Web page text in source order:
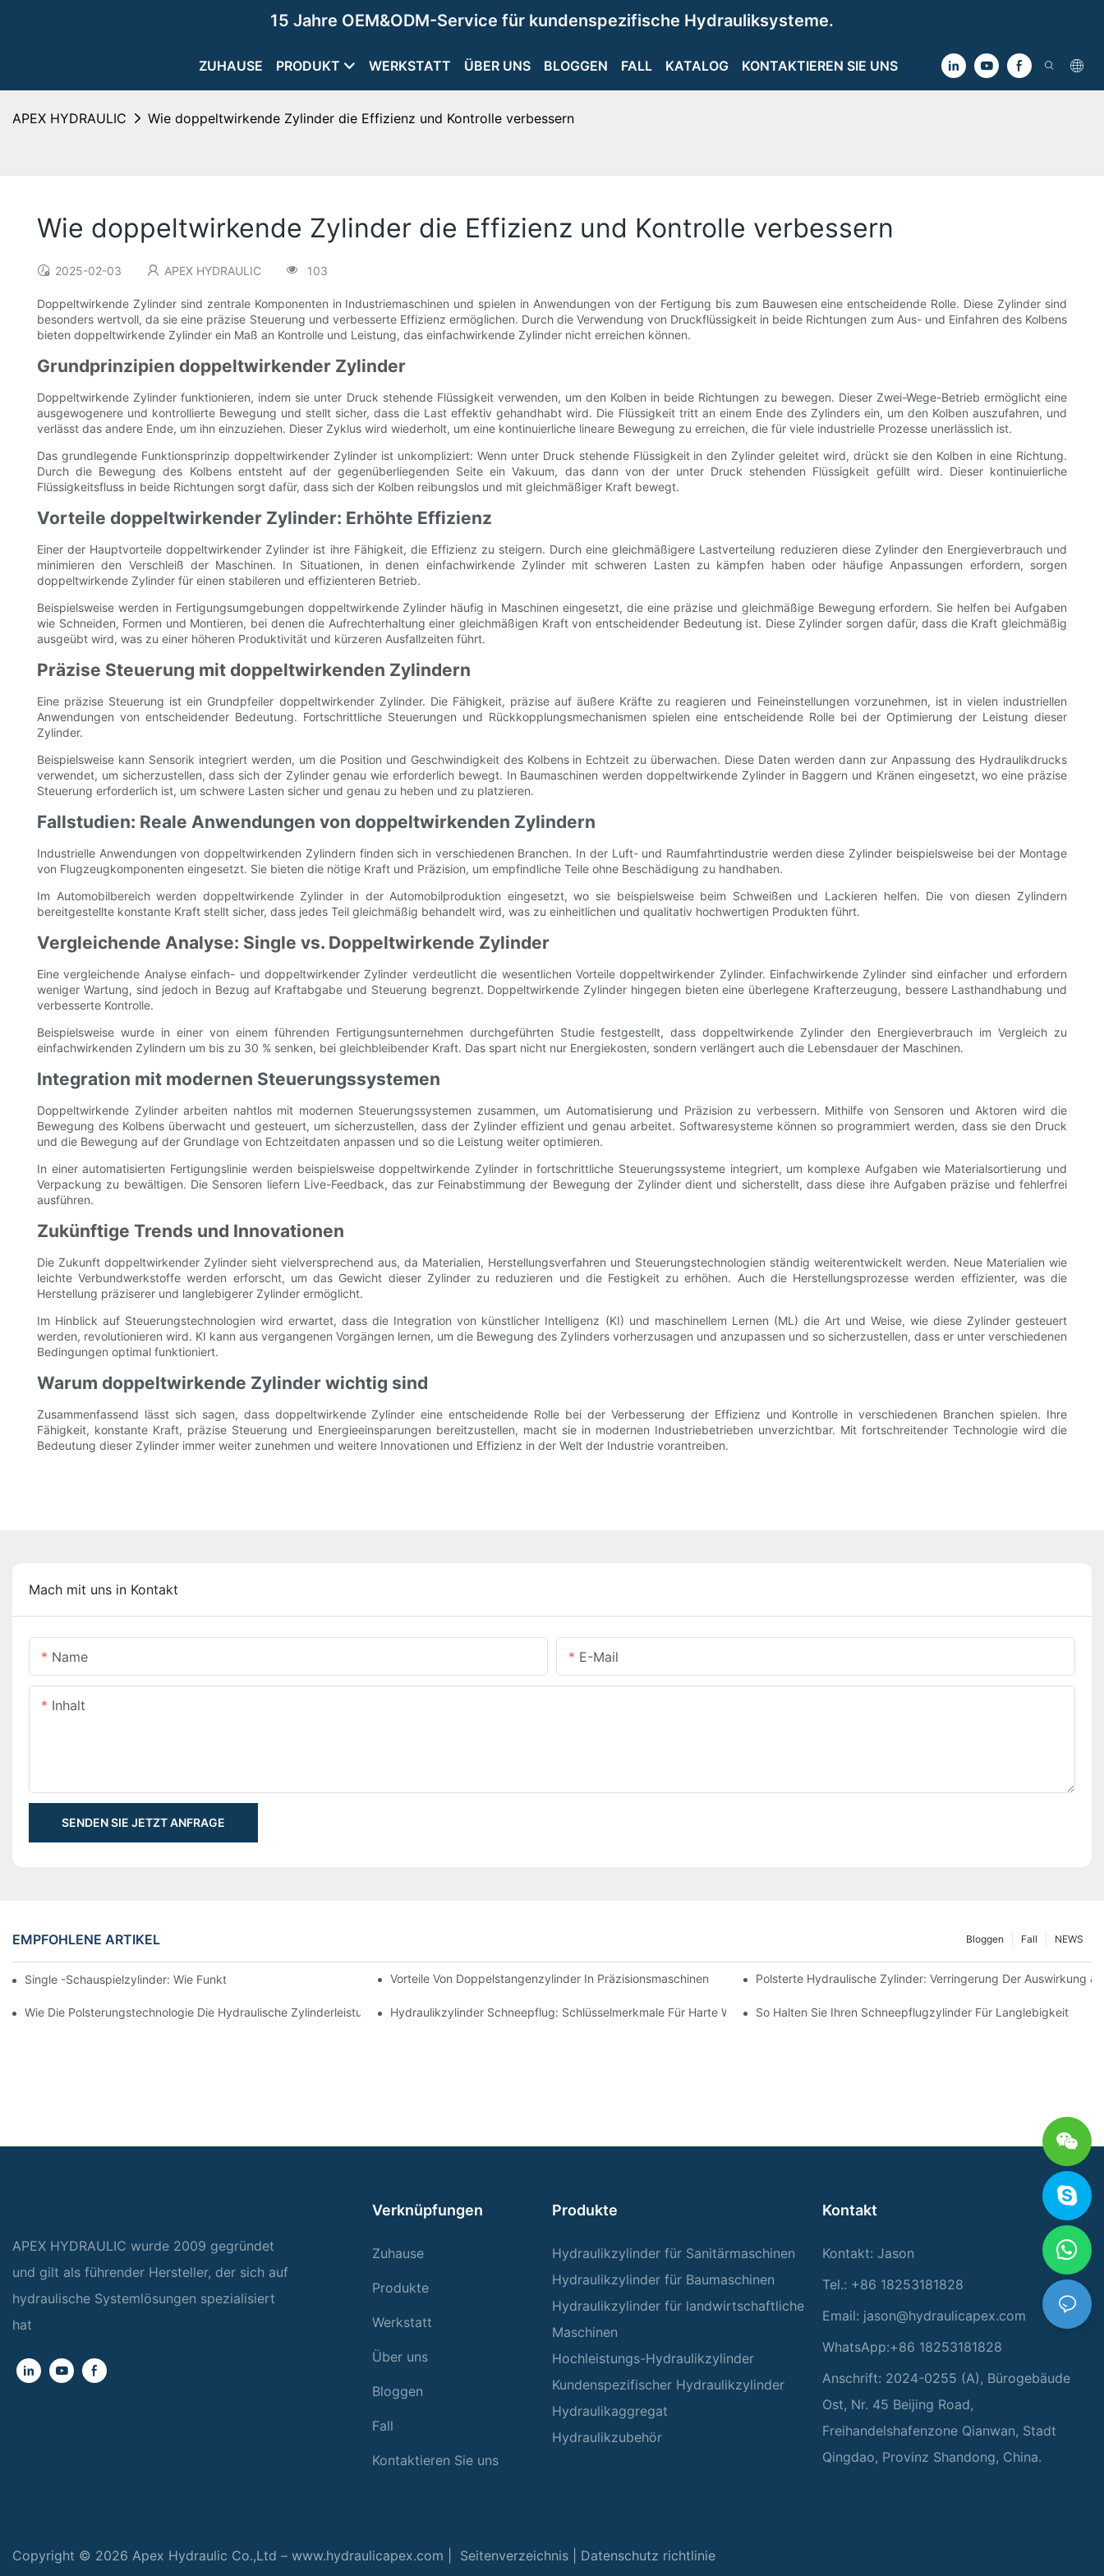
15 Jahre OEM&ODM-Service für kundenspezifische Hydrauliksysteme.
ZUHAUSE PRODUKT WERKSTATT ÜBER UNS BLOGGEN FALL KATALOG KONTAKTIEREN SIE UNS
APEX HYDRAULIC Wie doppeltwirkende Zylinder die Effizienz und Kontrolle verbessern
Wie doppeltwirkende Zylinder die Effizienz und Kontrolle verbessern
2025-02-03 APEX HYDRAULIC 103
Doppeltwirkende Zylinder sind zentrale Komponenten in Industriemaschinen und spielen in Anwendungen von der Fertigung bis zum Bauwesen eine entscheidende Rolle. Diese Zylinder sind
besonders wertvoll, da sie eine präzise Steuerung und verbesserte Effizienz ermöglichen. Durch die Verwendung von Druckflüssigkeit in beide Richtungen zum Aus- und Einfahren des Kolbens
bieten doppeltwirkende Zylinder ein Maß an Kontrolle und Leistung, das einfachwirkende Zylinder nicht erreichen können.
Grundprinzipien doppeltwirkender Zylinder
Doppeltwirkende Zylinder funktionieren, indem sie unter Druck stehende Flüssigkeit verwenden, um den Kolben in beide Richtungen zu bewegen. Dieser Zwei-Wege-Betrieb ermöglicht eine
ausgewogenere und kontrollierte Bewegung und stellt sicher, dass die Last effektiv gehandhabt wird. Die Flüssigkeit tritt an einem Ende des Zylinders ein, um den Kolben auszufahren, und
verlässt das andere Ende, um ihn einzuziehen. Dieser Zyklus wird wiederholt, um eine kontinuierliche lineare Bewegung zu erreichen, die für viele industrielle Prozesse unerlässlich ist.
Das grundlegende Funktionsprinzip doppeltwirkender Zylinder ist unkompliziert: Wenn unter Druck stehende Flüssigkeit in den Zylinder geleitet wird, drückt sie den Kolben in eine Richtung.
Durch die Bewegung des Kolbens entsteht auf der gegenüberliegenden Seite ein Vakuum, das dann von der unter Druck stehenden Flüssigkeit gefüllt wird. Dieser kontinuierliche
Flüssigkeitsfluss in beide Richtungen sorgt dafür, dass sich der Kolben reibungslos und mit gleichmäßiger Kraft bewegt.
Vorteile doppeltwirkender Zylinder: Erhöhte Effizienz
Einer der Hauptvorteile doppeltwirkender Zylinder ist ihre Fähigkeit, die Effizienz zu steigern. Durch eine gleichmäßigere Lastverteilung reduzieren diese Zylinder den Energieverbrauch und
minimieren den Verschleiß der Maschinen. In Situationen, in denen einfachwirkende Zylinder mit schweren Lasten zu kämpfen haben oder häufige Anpassungen erfordern, sorgen
doppeltwirkende Zylinder für einen stabileren und effizienteren Betrieb.
Beispielsweise werden in Fertigungsumgebungen doppeltwirkende Zylinder häufig in Maschinen eingesetzt, die eine präzise und gleichmäßige Bewegung erfordern. Sie helfen bei Aufgaben
wie Schneiden, Formen und Montieren, bei denen die Aufrechterhaltung einer gleichmäßigen Kraft von entscheidender Bedeutung ist. Diese Zylinder sorgen dafür, dass die Kraft gleichmäßig
ausgeübt wird, was zu einer höheren Produktivität und kürzeren Ausfallzeiten führt.
Präzise Steuerung mit doppeltwirkenden Zylindern
Eine präzise Steuerung ist ein Grundpfeiler doppeltwirkender Zylinder. Die Fähigkeit, präzise auf äußere Kräfte zu reagieren und Feineinstellungen vorzunehmen, ist in vielen industriellen
Anwendungen von entscheidender Bedeutung. Fortschrittliche Steuerungen und Rückkopplungsmechanismen spielen eine entscheidende Rolle bei der Optimierung der Leistung dieser
Zylinder.
Beispielsweise kann Sensorik integriert werden, um die Position und Geschwindigkeit des Kolbens in Echtzeit zu überwachen. Diese Daten werden dann zur Anpassung des Hydraulikdrucks
verwendet, um sicherzustellen, dass sich der Zylinder genau wie erforderlich bewegt. In Baumaschinen werden doppeltwirkende Zylinder in Baggern und Kränen eingesetzt, wo eine präzise
Steuerung erforderlich ist, um schwere Lasten sicher und genau zu heben und zu platzieren.
Fallstudien: Reale Anwendungen von doppeltwirkenden Zylindern
Industrielle Anwendungen von doppeltwirkenden Zylindern finden sich in verschiedenen Branchen. In der Luft- und Raumfahrtindustrie werden diese Zylinder beispielsweise bei der Montage
von Flugzeugkomponenten eingesetzt. Sie bieten die nötige Kraft und Präzision, um empfindliche Teile ohne Beschädigung zu handhaben.
Im Automobilbereich werden doppeltwirkende Zylinder in der Automobilproduktion eingesetzt, wo sie beispielsweise beim Schweißen und Lackieren helfen. Die von diesen Zylindern
bereitgestellte konstante Kraft stellt sicher, dass jedes Teil gleichmäßig behandelt wird, was zu einheitlichen und qualitativ hochwertigen Produkten führt.
Vergleichende Analyse: Single vs. Doppeltwirkende Zylinder
Eine vergleichende Analyse einfach- und doppeltwirkender Zylinder verdeutlicht die wesentlichen Vorteile doppeltwirkender Zylinder. Einfachwirkende Zylinder sind einfacher und erfordern
weniger Wartung, sind jedoch in Bezug auf Kraftabgabe und Steuerung begrenzt. Doppeltwirkende Zylinder hingegen bieten eine überlegene Krafterzeugung, bessere Lasthandhabung und
verbesserte Kontrolle.
Beispielsweise wurde in einer von einem führenden Fertigungsunternehmen durchgeführten Studie festgestellt, dass doppeltwirkende Zylinder den Energieverbrauch im Vergleich zu
einfachwirkenden Zylindern um bis zu 30 % senken, bei gleichbleibender Kraft. Das spart nicht nur Energiekosten, sondern verlängert auch die Lebensdauer der Maschinen.
Integration mit modernen Steuerungssystemen
Doppeltwirkende Zylinder arbeiten nahtlos mit modernen Steuerungssystemen zusammen, um Automatisierung und Präzision zu verbessern. Mithilfe von Sensoren und Aktoren wird die
Bewegung des Kolbens überwacht und gesteuert, um sicherzustellen, dass der Zylinder effizient und genau arbeitet. Softwaresysteme können so programmiert werden, dass sie den Druck
und die Bewegung auf der Grundlage von Echtzeitdaten anpassen und so die Leistung weiter optimieren.
In einer automatisierten Fertigungslinie werden beispielsweise doppeltwirkende Zylinder in fortschrittliche Steuerungssysteme integriert, um komplexe Aufgaben wie Materialsortierung und
Verpackung zu bewältigen. Die Sensoren liefern Live-Feedback, das zur Feinabstimmung der Bewegung der Zylinder dient und sicherstellt, dass diese ihre Aufgaben präzise und fehlerfrei
ausführen.
Zukünftige Trends und Innovationen
Die Zukunft doppeltwirkender Zylinder sieht vielversprechend aus, da Materialien, Herstellungsverfahren und Steuerungstechnologien ständig weiterentwickelt werden. Neue Materialien wie
leichte Verbundwerkstoffe werden erforscht, um das Gewicht dieser Zylinder zu reduzieren und die Festigkeit zu erhöhen. Auch die Herstellungsprozesse werden effizienter, was die
Herstellung präziserer und langlebigerer Zylinder ermöglicht.
Im Hinblick auf Steuerungstechnologien wird erwartet, dass die Integration von künstlicher Intelligenz (KI) und maschinellem Lernen (ML) die Art und Weise, wie diese Zylinder gesteuert
werden, revolutionieren wird. KI kann aus vergangenen Vorgängen lernen, um die Bewegung des Zylinders vorherzusagen und anzupassen und so sicherzustellen, dass er unter verschiedenen
Bedingungen optimal funktioniert.
Warum doppeltwirkende Zylinder wichtig sind
Zusammenfassend lässt sich sagen, dass doppeltwirkende Zylinder eine entscheidende Rolle bei der Verbesserung der Effizienz und Kontrolle in verschiedenen Branchen spielen. Ihre
Fähigkeit, konstante Kraft, präzise Steuerung und Energieeinsparungen bereitzustellen, macht sie in modernen Industriebetrieben unverzichtbar. Mit fortschreitender Technologie wird die
Bedeutung dieser Zylinder immer weiter zunehmen und weitere Innovationen und Effizienz in der Welt der Industrie vorantreiben.
Mach mit uns in Kontakt
Name E-Mail
Inhalt
SENDEN SIE JETZT ANFRAGE
EMPFOHLENE ARTIKEL NEWS
Fall
Bloggen
Single -Schauspielzylinder: Wie Funktioniert Es & Gemeinsame AnwendungenVorteile Von Doppelstangenzylinder In Präzisionsmaschinen Polsterte Hydraulische Zylinder: Verringerung Der Auswirkung &
Wie Die Polsterungstechnologie Die Hydraulische Zylinderleistung VerbessertHydraulikzylinder Schneepflug: Schlüsselmerkmale Für Harte WinterbedingungenSo Halten Sie Ihren Schneepflugzylinder Für Langlebigkeit
APEX HYDRAULIC wurde 2009 gegründet
und gilt als führender Hersteller, der sich auf
hydraulische Systemlösungen spezialisiert
hat
Verknüpfungen
Zuhause
Produkte
Werkstatt
Über uns
Bloggen
Fall
Kontaktieren Sie uns
Produkte
Hydraulikzylinder für Sanitärmaschinen
Hydraulikzylinder für Baumaschinen
Hydraulikzylinder für landwirtschaftliche
Maschinen
Hochleistungs-Hydraulikzylinder
Kundenspezifischer Hydraulikzylinder
Hydraulikaggregat
Hydraulikzubehör
Kontakt
Kontakt: Jason
Tel.: +86 18253181828
Email: jason@hydraulicapex.com
WhatsApp:+86 18253181828
Anschrift: 2024-0255 (A), Bürogebäude
Ost, Nr. 45 Beijing Road,
Freihandelshafenzone Qianwan, Stadt
Qingdao, Provinz Shandong, China.
Copyright © 2026 Apex Hydraulic Co.,Ltd – www.hydraulicapex.com | Seitenverzeichnis Datenschutz richtlinie